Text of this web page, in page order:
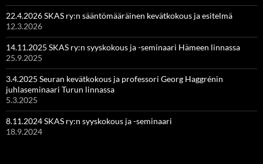
22.4.2026 SKAS ry:n sääntömääräinen kevätkokous ja esitelmä
12.3.2026
14.11.2025 SKAS ry:n syyskokous ja -seminaari Hämeen linnassa
25.9.2025
3.4.2025 Seuran kevätkokous ja professori Georg Haggrénin
juhlaseminaari Turun linnassa
5.3.2025
8.11.2024 SKAS ry:n syyskokous ja -seminaari
18.9.2024